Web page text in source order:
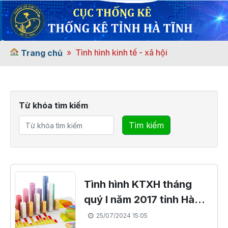
Trang chủ Tình hình kinh tế - xã hội
Từ khóa tìm kiếm
Tìm kiếm
Tình hình KTXH tháng
quý I năm 2017 tỉnh Hà
Tĩnh25/07/2024 15:05